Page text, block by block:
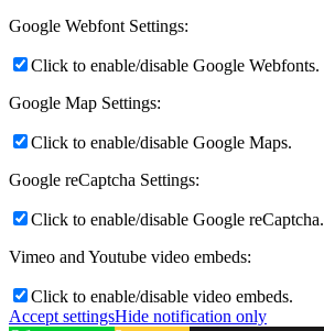
Google Webfont Settings:
Click to enable/disable Google Webfonts.
Google Map Settings:
Click to enable/disable Google Maps.
Google reCaptcha Settings:
Click to enable/disable Google reCaptcha.
Vimeo and Youtube video embeds:
Click to enable/disable video embeds.
Accept settingsHide notification only